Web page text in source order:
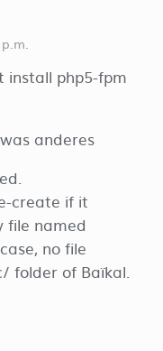
install php5-fpm
anderes
create if it
file named
no file
folder of Baïkal.